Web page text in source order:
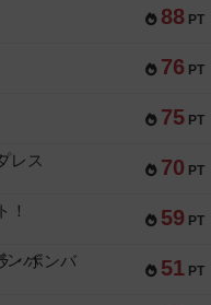
88 PT
76 PT
75 PT
70 PT
レス
59 PT
！
51 PT
・ボンバ